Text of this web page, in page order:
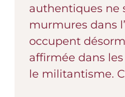
authentiques ne
murmures dans
occupent
affirmée dans
le militantisme.